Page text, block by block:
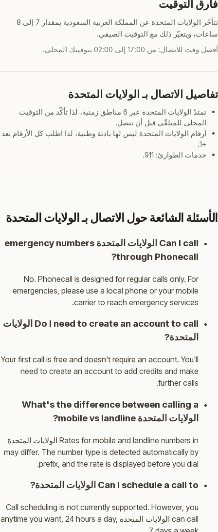
فارق التوقيت
تتأخّر الولايات المتحدة عن المملكة العربية السعودية بمقدار 7 إلى 8
ساعات، ويتغيّر ذلك مع التوقيت الصيفي.
أفضل وقت للاتصال: من 17:00 إلى 02:00 بتوقيتك المحلي.
تفاصيل الاتصال بـ الولايات المتحدة
تمتدّ الولايات المتحدة عبر 6 مناطق زمنية، لذا تأكّد من التوقيت
المحلي للمتلقّي قبل أن تتصل.
أرقام الولايات المتحدة ليس لها بادئة وطنية، لذا اطلب كل الأرقام بعد
+1.
خدمات الطوارئ: 911.
الأسئلة الشائعة حول الاتصال بـ الولايات المتحدة
Can I call الولايات المتحدة emergency numbers
through Phonecall?
No. Phonecall is designed for regular calls only. For
emergencies, please use a local phone or your mobile
carrier to reach emergency services.
Do I need to create an account to call الولايات
المتحدة?
Your first call is free and doesn't require an account. You'll
need to create an account to add credits and make
further calls.
What's the difference between calling a
الولايات المتحدة mobile vs landline?
Rates for mobile and landline numbers in الولايات المتحدة
may differ. The number type is detected automatically by
prefix, and the rate is displayed before you dial.
Can I schedule a call to الولايات المتحدة?
Call scheduling is not currently supported. However, you
can call الولايات المتحدة anytime you want, 24 hours a day,